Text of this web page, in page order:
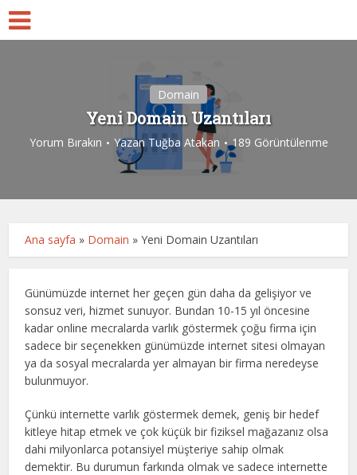
Domain
Yeni Domain Uzantıları
Yorum Bırakın YazanTuğba Atakan 189 Görüntülenme
Ana sayfa » Domain »Yeni Domain Uzantıları
Günümüzde internet her geçen gün daha da gelişiyor ve
sonsuz veri, hizmet sunuyor. Bundan 10-15 yıl öncesine
kadar online mecralarda varlık göstermek çoğu firma için
sadece bir seçenekken günümüzde internet sitesi olmayan
ya da sosyal mecralarda yer almayan bir firma neredeyse
bulunmuyor.
Çünkü internette varlık göstermek demek, geniş bir hedef
kitleye hitap etmek ve çok küçük bir fiziksel mağazanız olsa
dahi milyonlarca potansiyel müşteriye sahip olmak
demektir. Bu durumun farkında olmak ve sadece internette